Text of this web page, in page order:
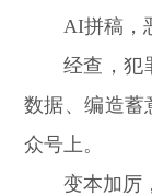
AI拼稿，
经查，犯
数据、编造蓄
众号上。
变本加厉